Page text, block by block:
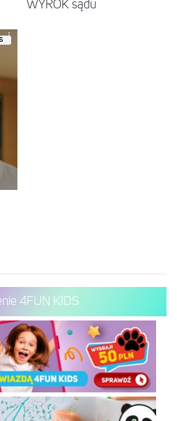
WYROK sądu
4FUN KIDS